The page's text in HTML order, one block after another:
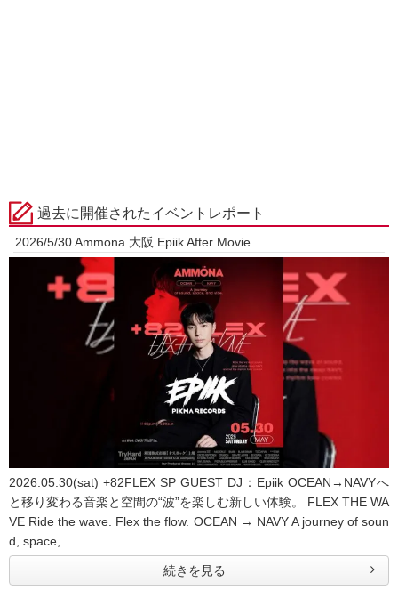
過去に開催されたイベントレポート
2026/5/30 Ammona 大阪 Epiik After Movie
2026.05.30(sat) +82FLEX SP GUEST DJ：Epiik OCEAN→NAVYへ
と移り変わる音楽と空間の“波”を楽しむ新しい体験。 FLEX THE WA
VE Ride the wave. Flex the flow. OCEAN → NAVY A journey of soun
d, space,...
続きを見る